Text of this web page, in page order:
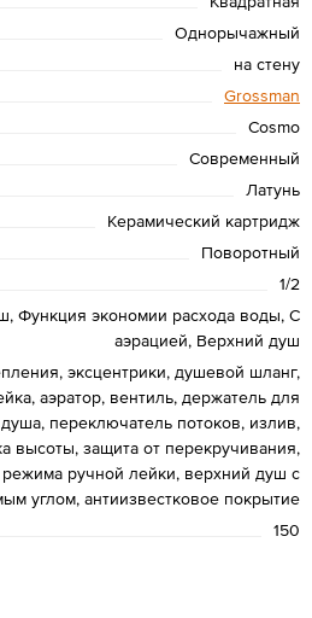
Однорычажный
на стену
Grossman
Cosmo
Современный
Латунь
Керамический картридж
Поворотный
1/2
Функция экономии расхода воды, С
аэрацией, Верхний душ
эксцентрики, душевой шланг,
аэратор, вентиль, держатель для
душа, переключатель потоков, излив,
высоты, защита от перекручивания,
ручной лейки, верхний душ с
углом, антиизвестковое покрытие
150